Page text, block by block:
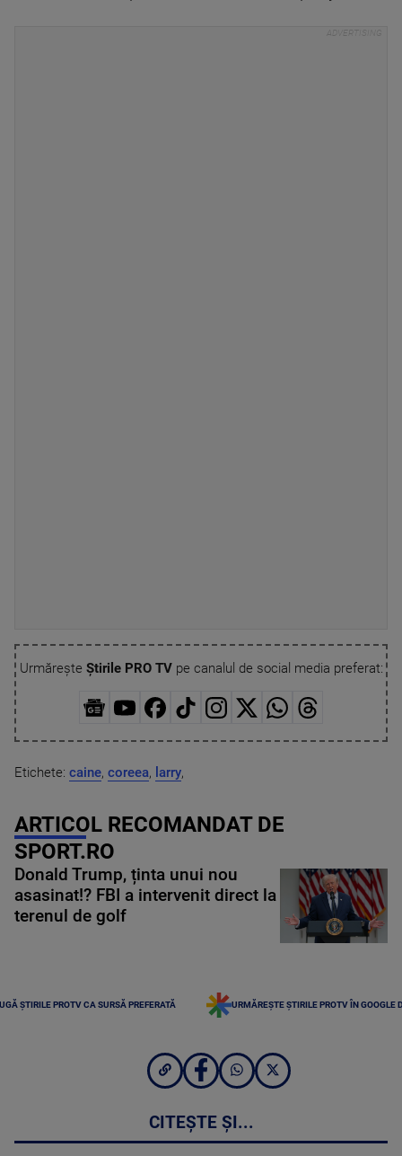
Urmărește Știrile PRO TVpe canalul de social media preferat:
Etichete: caine, coreea, larry,
ARTICOL RECOMANDAT DE
SPORT.RO
Donald Trump, ținta unui nou
asasinat!? FBI a intervenit direct la
terenul de golf
ȘTIRILE PROTV CA SURSĂ PREFERATĂ URMĂREȘTE ȘTIRILE PROTV ÎN GOOGLE
CITEȘTE ȘI...